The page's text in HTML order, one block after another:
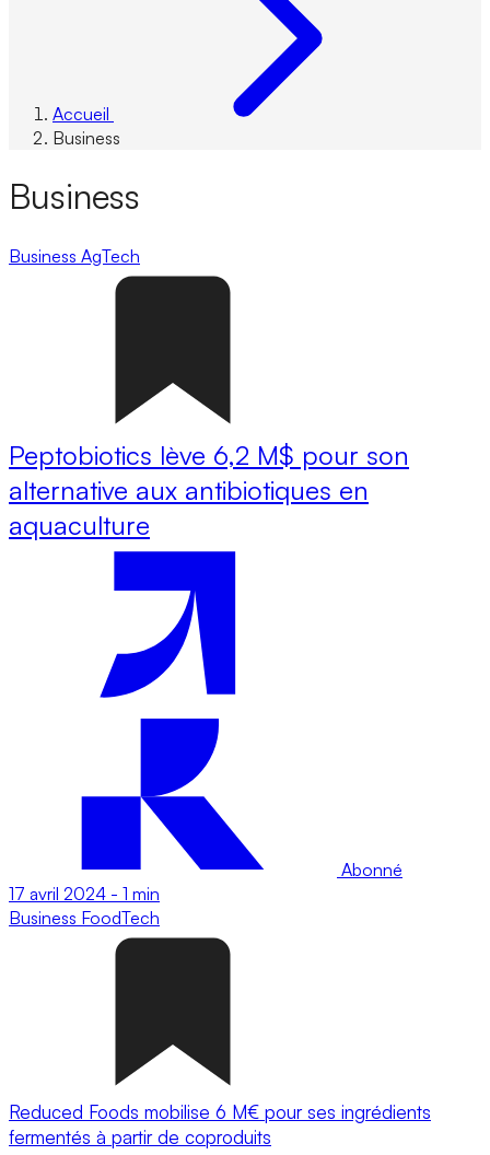
Accueil
Business
Business
Business AgTech
Peptobiotics lève 6,2 M$ pour son
alternative aux antibiotiques en
aquaculture
Abonné
17 avril 2024 - 1 min
Business FoodTech
Reduced Foods mobilise 6 M€ pour ses ingrédients
fermentés à partir de coproduits